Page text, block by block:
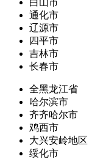
白山市
通化市
辽源市
四平市
吉林市
长春市
全黑龙江省
哈尔滨市
齐齐哈尔市
鸡西市
大兴安岭地区
绥化市